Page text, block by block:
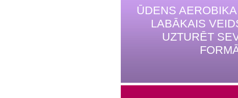
ŪDENS
LABĀKAIS
UZTURĒT